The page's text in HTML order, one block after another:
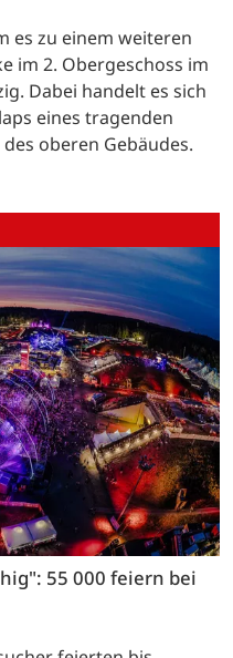
es zu einem weiteren
im 2. Obergeschoss im
Dabei handelt es sich
eines tragenden
oberen Gebäudes.
55 000 feiern bei